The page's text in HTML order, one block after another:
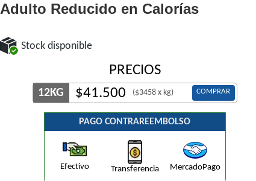
Adulto Reducido en Calorías
Stock disponible
PRECIOS
12KG $41.500 ($3458 x kg) COMPRAR
PAGO CONTRAREEMBOLSO
Efectivo Transferencia MercadoPago